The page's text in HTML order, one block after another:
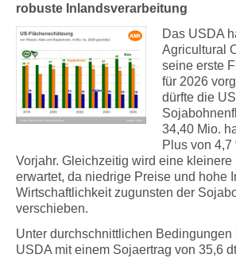
robuste Inlandsverarbeitung
Das USDA
Agricultural
seine erste
für 2026
dürfte die
34,40 Mio.
Plus von
Vorjahr. Gleichzeitig wird eine kleinere
erwartet, da niedrige Preise und hohe
Wirtschaftlichkeit zugunsten der
verschieben.
Unter durchschnittlichen Bedingungen
USDA mit einem Sojaertrag von 35,6